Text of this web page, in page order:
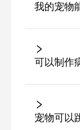
我的宠物
可以制作
宠物可以